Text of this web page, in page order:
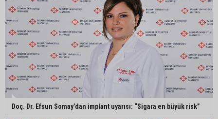
Doç. Dr. Efsun Somay’dan implant uyarısı: “Sigara en büyük risk”